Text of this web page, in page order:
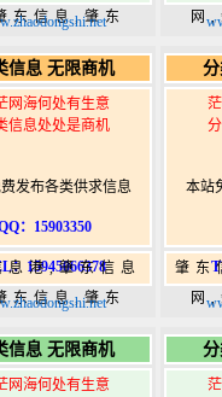
东信息,肇东
网
港
信息 无限商机
网海何处有生意
信息处处是商机
发布各类供求信息
：15903350
：15945066378
息港,肇东信息
东信息,肇东
本站
肇东
网
港
信息 无限商机
网海何处有生意